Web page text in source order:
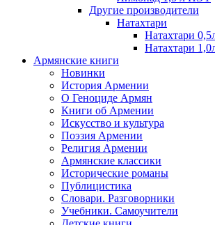
Другие производители
Натахтари
Натахтари
Натахтари
Армянские книги
Новинки
История Армении
О Геноциде Армян
Книги об Армении
Иcкусство и культура
Поэзия Армении
Религия Армении
Армянские классики
Исторические романы
Публицистика
Словари. Разговорники
Учебники. Самоучители